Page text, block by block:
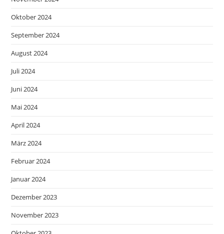
Oktober 2024
September 2024
August 2024
Juli 2024
Juni 2024
Mai 2024
April 2024
März 2024
Februar 2024
Januar 2024
Dezember 2023
November 2023